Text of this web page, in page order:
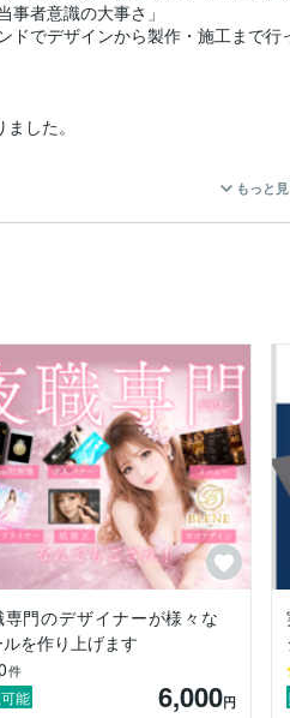
者意識の大事さ」
でデザインから製作・施工まで行
した。
クデザイン業務・企画運営
製作者としての提案できる強み
'17 '18)
んな方とのコラボ＆相談お待ちし
もっと
専門のデザイナーが様々な
を作り上げます
件
能 6,000円